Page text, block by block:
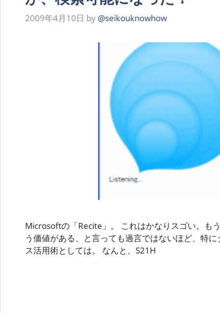
2009年4月10日 by @seikouknowhow
Microsoftの「Recite」。 これはかなりスゴい。も
う価値がある、と言っても過言ではないほど、特
ス活用術としては。 なんと、S21H